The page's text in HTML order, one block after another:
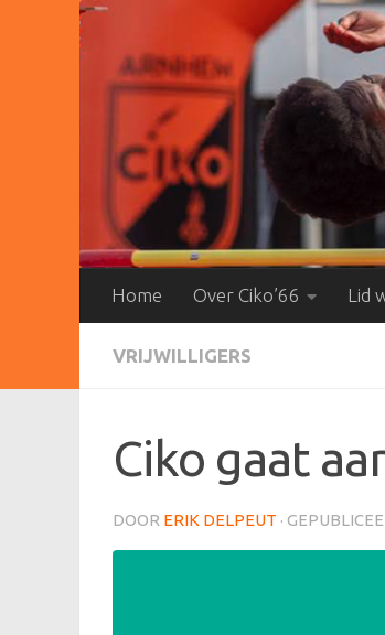
Doorgaan naar inhoud
Home Over Ciko’66 Lid
VRIJWILLIGERS
Ciko gaat
DOOR ERIK DELPEUT ·